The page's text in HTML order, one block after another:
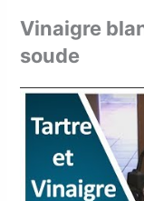
Vinaigre
soude